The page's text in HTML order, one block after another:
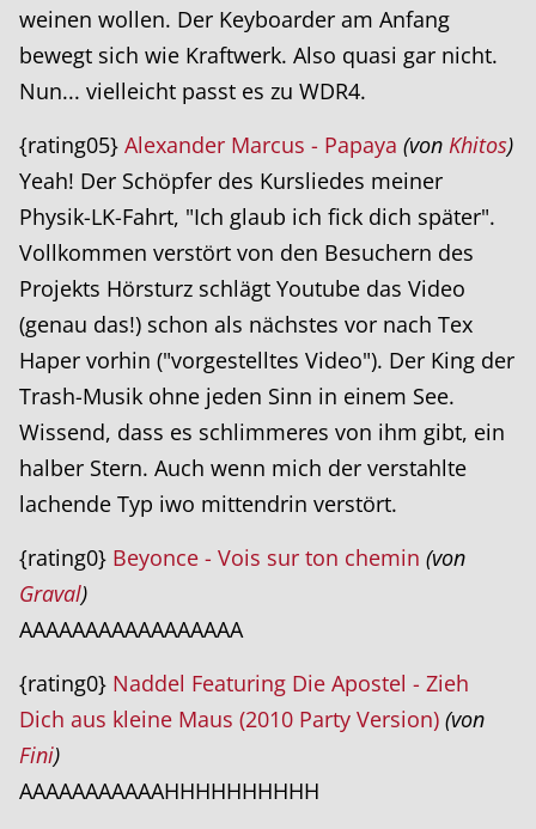
weinen wollen. Der Keyboarder am Anfang
bewegt sich wie Kraftwerk. Also quasi gar nicht.
Nun... vielleicht passt es zu WDR4.
{rating05} Alexander Marcus - Papaya (von Khitos)
Yeah! Der Schöpfer des Kursliedes meiner
Physik-LK-Fahrt, "Ich glaub ich fick dich später".
Vollkommen verstört von den Besuchern des
Projekts Hörsturz schlägt Youtube das Video
(genau das!) schon als nächstes vor nach Tex
Haper vorhin ("vorgestelltes Video"). Der King der
Trash-Musik ohne jeden Sinn in einem See.
Wissend, dass es schlimmeres von ihm gibt, ein
halber Stern. Auch wenn mich der verstahlte
lachende Typ iwo mittendrin verstört.
{rating0} Beyonce - Vois sur ton chemin (von
Graval)
AAAAAAAAAAAAAAAAA
{rating0} Naddel Featuring Die Apostel - Zieh
Dich aus kleine Maus (2010 Party Version) (von
Fini)
AAAAAAAAAAAHHHHHHHHHH